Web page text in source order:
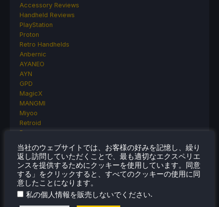
Accessory Reviews
Handheld Reviews
PlayStation
Proton
Retro Handhelds
Anbernic
AYANEO
AYN
GPD
MagicX
MANGMI
Miyoo
Retroid
Rumors
TrimUI
SDHQ
Steam
Steam Controller
Steam Frame
Steam Machine
当社のウェブサイトでは、お客様の好みを記憶し、繰り
返し訪問していただくことで、最も適切なエクスペリエ
ンスを提供するためにクッキーを使用しています。同意
する」をクリックすると、すべてのクッキーの使用に同
意したことになります。
私の個人情報を販売しないでください.